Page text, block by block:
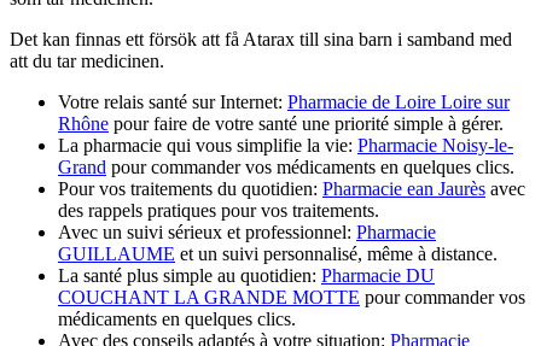
Det kan finnas ett försök att få Atarax till sina barn i samband med
att du tar medicinen.
Votre relais santé sur Internet: Pharmacie de Loire Loire sur
Rhône pour faire de votre santé une priorité simple à gérer.
La pharmacie qui vous simplifie la vie: Pharmacie Noisy-le-
Grand pour commander vos médicaments en quelques clics.
Pour vos traitements du quotidien: Pharmacie ean Jaurès avec
des rappels pratiques pour vos traitements.
Avec un suivi sérieux et professionnel: Pharmacie
GUILLAUME et un suivi personnalisé, même à distance.
La santé plus simple au quotidien: Pharmacie DU
COUCHANT LA GRANDE MOTTE pour commander vos
médicaments en quelques clics.
Avec des conseils adaptés à votre situation: Pharmacie